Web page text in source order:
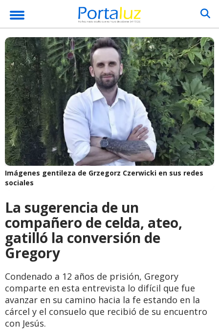
Imágenes gentileza de Grzegorz Czerwicki en sus redes
sociales
La sugerencia de un
compañero de celda, ateo,
gatilló la conversión de
Gregory
Condenado a 12 años de prisión, Gregory
comparte en esta entrevista lo difícil que fue
avanzar en su camino hacia la fe estando en la
cárcel y el consuelo que recibió de su encuentro
con Jesús.